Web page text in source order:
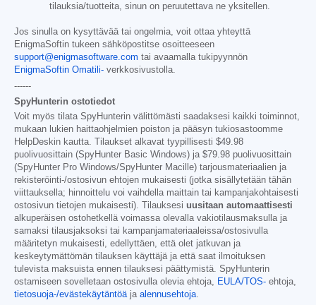
tilauksia/tuotteita, sinun on peruutettava ne yksitellen.
Jos sinulla on kysyttävää tai ongelmia, voit ottaa yhteyttä
EnigmaSoftin tukeen sähköpostitse osoitteeseen
support@enigmasoftware.com tai avaamalla tukipyynnön
EnigmaSoftin Omatili- verkkosivustolla.
------
SpyHunterin ostotiedot
Voit myös tilata SpyHunterin välittömästi saadaksesi kaikki toiminnot,
mukaan lukien haittaohjelmien poiston ja pääsyn tukiosastoomme
HelpDeskin kautta. Tilaukset alkavat tyypillisesti $49.98
puolivuosittain (SpyHunter Basic Windows) ja $79.98 puolivuosittain
(SpyHunter Pro Windows/SpyHunter Macille) tarjousmateriaalien ja
rekisteröinti-/ostosivun ehtojen mukaisesti (jotka sisällytetään tähän
viittauksella; hinnoittelu voi vaihdella maittain tai kampanjakohtaisesti
ostosivun tietojen mukaisesti). Tilauksesi uusitaan automaattisesti
alkuperäisen ostohetkellä voimassa olevalla vakiotilausmaksulla ja
samaksi tilausjaksoksi tai kampanjamateriaaleissa/ostosivulla
määritetyn mukaisesti, edellyttäen, että olet jatkuvan ja
keskeytymättömän tilauksen käyttäjä ja että saat ilmoituksen
tulevista maksuista ennen tilauksesi päättymistä. SpyHunterin
ostamiseen sovelletaan ostosivulla olevia ehtoja, EULA/TOS- ehtoja,
tietosuoja-/evästekäytäntöäja alennusehtoja.